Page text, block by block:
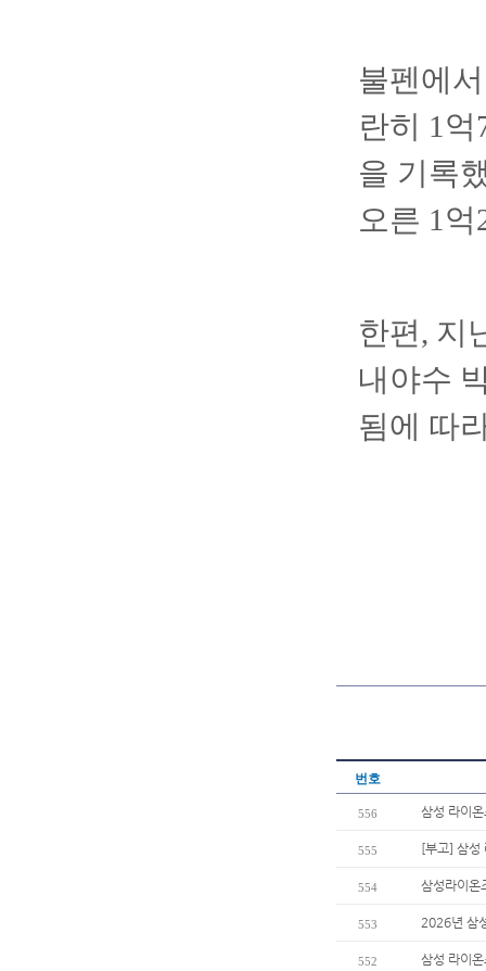
불펜에
란히 1
을 기록
오른 1
한편, 지
내야수
됨에 따
번호
556 삼성 라이
555 [부고] 삼성
554 삼성라이온
553 2026년 삼
552 삼성 라이